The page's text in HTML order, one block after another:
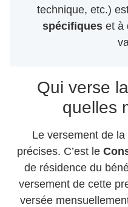
technique, etc.)
spécifiqueset à
Qui verse
quelles
Le versement de
précises. C’est le
de résidence du
versement de cette
versée